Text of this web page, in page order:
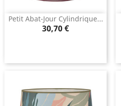
Petit Abat-Jour Cylindrique...
Prix
30,70 €